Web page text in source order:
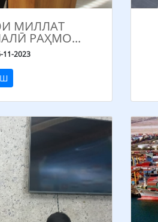
МИЛЛАТ
РАҲМО...
2023